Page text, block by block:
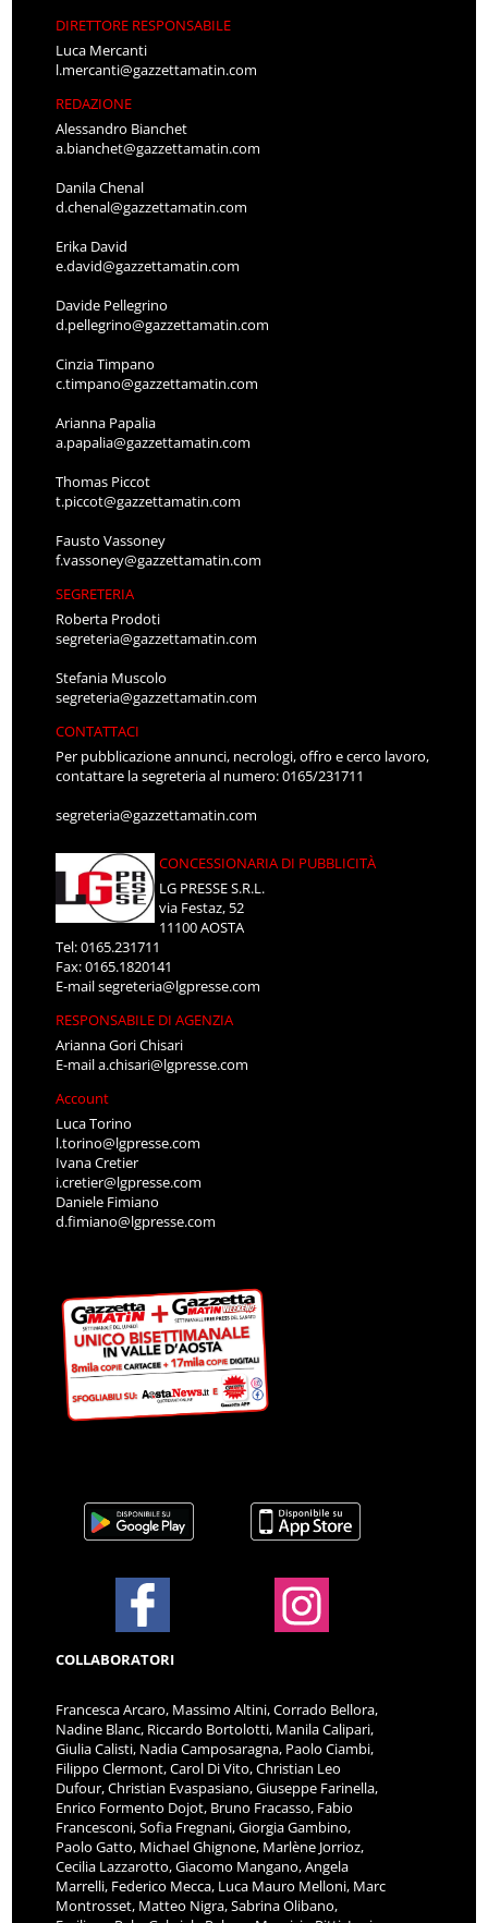
DIRETTORE RESPONSABILE
Luca Mercanti
l.mercanti@gazzettamatin.com
REDAZIONE
Alessandro Bianchet
a.bianchet@gazzettamatin.com
Danila Chenal
d.chenal@gazzettamatin.com
Erika David
e.david@gazzettamatin.com
Davide Pellegrino
d.pellegrino@gazzettamatin.com
Cinzia Timpano
c.timpano@gazzettamatin.com
Arianna Papalia
a.papalia@gazzettamatin.com
Thomas Piccot
t.piccot@gazzettamatin.com
Fausto Vassoney
f.vassoney@gazzettamatin.com
SEGRETERIA
Roberta Prodoti
segreteria@gazzettamatin.com
Stefania Muscolo
segreteria@gazzettamatin.com
CONTATTACI
Per pubblicazione annunci, necrologi, offro e cerco lavoro,
contattare la segreteria al numero: 0165/231711
segreteria@gazzettamatin.com
CONCESSIONARIA DI PUBBLICITÀ
LG PRESSE S.R.L.
via Festaz, 52
11100 AOSTA
Tel: 0165.231711
Fax: 0165.1820141
E-mailsegreteria@lgpresse.com
RESPONSABILE DI AGENZIA
Arianna Gori Chisari
E-maila.chisari@lgpresse.com
Account
Luca Torino
l.torino@lgpresse.com
Ivana Cretier
i.cretier@lgpresse.com
Daniele Fimiano
d.fimiano@lgpresse.com
COLLABORATORI
Francesca Arcaro, Massimo Altini, Corrado Bellora,
Nadine Blanc, Riccardo Bortolotti, Manila Calipari,
Giulia Calisti, Nadia Camposaragna, Paolo Ciambi,
Filippo Clermont, Carol Di Vito, Christian Leo
Dufour, Christian Evaspasiano, Giuseppe Farinella,
Enrico Formento Dojot, Bruno Fracasso, Fabio
Francesconi, Sofia Fregnani, Giorgia Gambino,
Paolo Gatto, Michael Ghignone, Marlène Jorrioz,
Cecilia Lazzarotto, Giacomo Mangano, Angela
Marrelli, Federico Mecca, Luca Mauro Melloni, Marc
Montrosset, Matteo Nigra, Sabrina Olibano,